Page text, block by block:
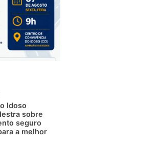
Idoso
sobre
seguro
a melhor